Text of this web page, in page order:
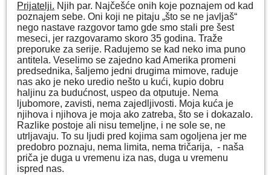
Prijatelji. Njih par. Najčešće onih koje poznajem od kad
poznajem sebe. Oni koji ne pitaju „što se ne javljaš“
nego nastave razgovor tamo gde smo stali pre šest
meseci, jer razgovaramo skoro 35 godina. Traže
preporuke za serije. Radujemo se kad neko ima puno
antitela. Veselimo se zajedno kad Amerika promeni
predsednika, šaljemo jedni drugima mimove, raduje
nas ako je neko uredio nešto u kući, kupio dobru
haljinu za budućnost, uspeo da otputuje. Nema
ljubomore, zavisti, nema zajedljivosti. Moja kuća je
njihova i njihova je moja ako zatreba, što se i dokazalo.
Razlike postoje ali nisu temeljne, i ne sole se, ne
utrljavaju. To su ljudi pred kojima sam ogoljena jer me
predobro poznaju, nema limita, nema tričarija, - naša
priča je duga u vremenu iza nas, duga u vremenu
ispred nas.